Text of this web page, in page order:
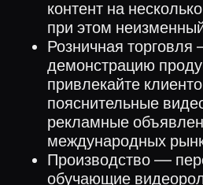
контент на
при этом
Розничная
демонстрацию
привлекайте
пояснительные
рекламные
международных
Производство —
обучающие